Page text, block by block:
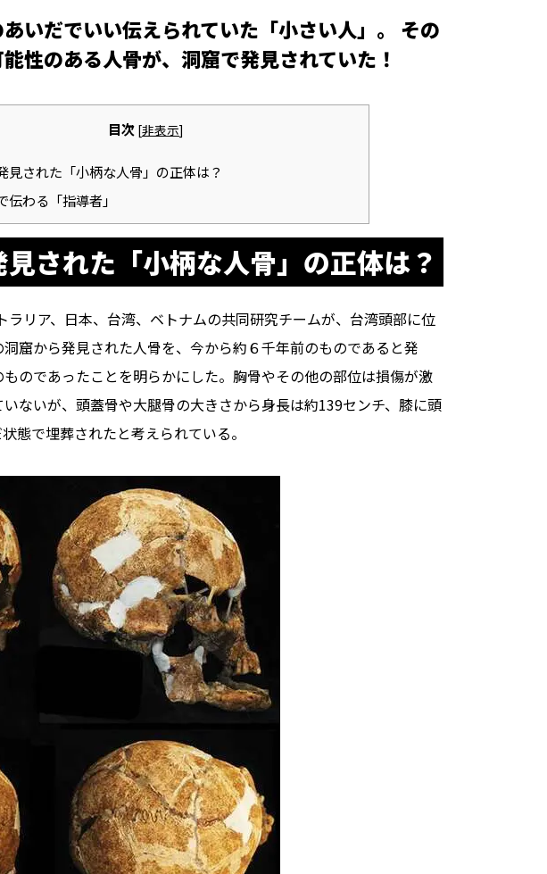
いだでいい伝えられていた「小さい人」。 その
性のある人骨が、洞窟で発見されていた！
目次 [非表示]
見された「小柄な人骨」の正体は？
わる「指導者」
された「小柄な人骨」の正体は？
リア、日本、台湾、ベトナムの共同研究チームが、台湾頭部に位
窟から発見された人骨を、今から約６千年前のものであると発
のであったことを明らかにした。胸骨やその他の部位は損傷が激
ないが、頭蓋骨や大腿骨の大きさから身長は約139センチ、膝に頭
態で埋葬されたと考えられている。